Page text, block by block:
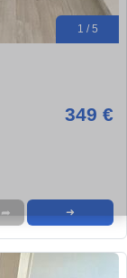
1 / 5
349 €
➦ ➜